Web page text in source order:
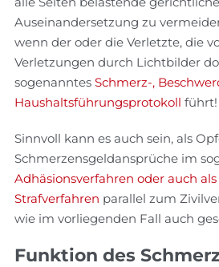
Auseinandersetzung zu
wenn der oder die Verletzte, die
Verletzungen durch Lichtbilder
sogenanntesSchmerz-,
Haushaltsführungsprotokoll führt!
Sinnvoll kann es auch sein, als
Schmerzensgeldansprüche im
Adhäsionsverfahren oder auch
Strafverfahren parallel zum
wie im vorliegenden Fall auch
Funktion des